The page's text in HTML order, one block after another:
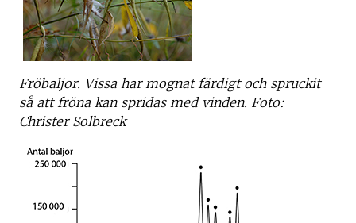
Fröbaljor. Vissa har mognat färdigt och spruckit
så att fröna kan spridas med vinden. Foto:
Christer Solbreck